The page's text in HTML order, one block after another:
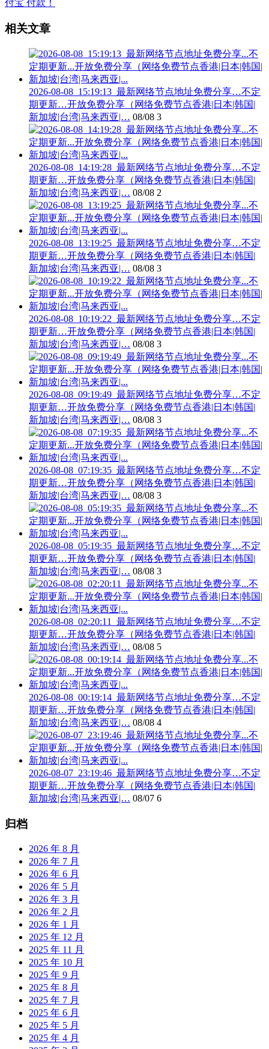
相关文章
2026-08-08_15:19:13_最新网络节点地址免费分享…不定
期更新…开放免费分享（网络免费节点香港|日本|韩国|
新加坡|台湾|马来西亚|… 08/08 3
2026-08-08_14:19:28_最新网络节点地址免费分享…不定
期更新…开放免费分享（网络免费节点香港|日本|韩国|
新加坡|台湾|马来西亚|… 08/08 2
2026-08-08_13:19:25_最新网络节点地址免费分享…不定
期更新…开放免费分享（网络免费节点香港|日本|韩国|
新加坡|台湾|马来西亚|… 08/08 3
2026-08-08_10:19:22_最新网络节点地址免费分享…不定
期更新…开放免费分享（网络免费节点香港|日本|韩国|
新加坡|台湾|马来西亚|… 08/08 3
2026-08-08_09:19:49_最新网络节点地址免费分享…不定
期更新…开放免费分享（网络免费节点香港|日本|韩国|
新加坡|台湾|马来西亚|… 08/08 3
2026-08-08_07:19:35_最新网络节点地址免费分享…不定
期更新…开放免费分享（网络免费节点香港|日本|韩国|
新加坡|台湾|马来西亚|… 08/08 3
2026-08-08_05:19:35_最新网络节点地址免费分享…不定
期更新…开放免费分享（网络免费节点香港|日本|韩国|
新加坡|台湾|马来西亚|… 08/08 3
2026-08-08_02:20:11_最新网络节点地址免费分享…不定
期更新…开放免费分享（网络免费节点香港|日本|韩国|
新加坡|台湾|马来西亚|… 08/08 5
2026-08-08_00:19:14_最新网络节点地址免费分享…不定
期更新…开放免费分享（网络免费节点香港|日本|韩国|
新加坡|台湾|马来西亚|… 08/08 4
2026-08-07_23:19:46_最新网络节点地址免费分享…不定
期更新…开放免费分享（网络免费节点香港|日本|韩国|
新加坡|台湾|马来西亚|… 08/07 6
归档
2026 年 8 月
2026 年 7 月
2026 年 6 月
2026 年 5 月
2026 年 3 月
2026 年 2 月
2026 年 1 月
2025 年 12 月
2025 年 11 月
2025 年 10 月
2025 年 9 月
2025 年 8 月
2025 年 7 月
2025 年 6 月
2025 年 5 月
2025 年 4 月